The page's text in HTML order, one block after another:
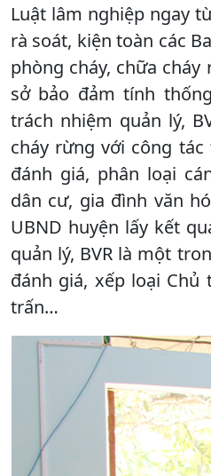
Luật lâm nghiệp ngay
rà soát, kiện toàn các
phòng cháy, chữa
sở bảo đảm tính
trách nhiệm quản lý,
cháy rừng với công
đánh giá, phân loại
dân cư, gia đình văn
UBND huyện lấy kết
quản lý, BVR là một
đánh giá, xếp loại Chủ
trấn…